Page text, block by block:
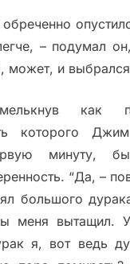
– подумал
может, и
как
которого
минуту,
“Да, –
большого
меня вытащил.
я, вот ведь